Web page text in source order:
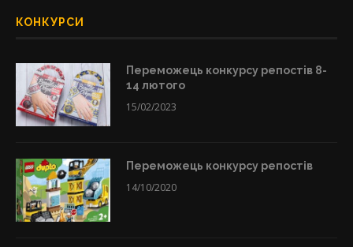
КОНКУРСИ
Переможець конкурсу репостів 8-
14 лютого
15/02/2023
Переможець конкурсу репостів
14/10/2020